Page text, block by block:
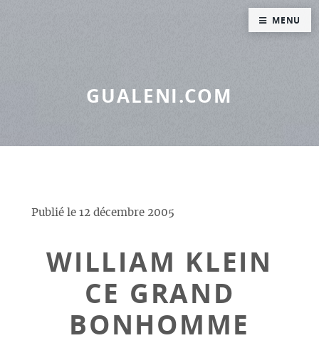
GUALENI.COM
Publié le 12 décembre 2005
WILLIAM KLEIN
CE GRAND
BONHOMME
MENU